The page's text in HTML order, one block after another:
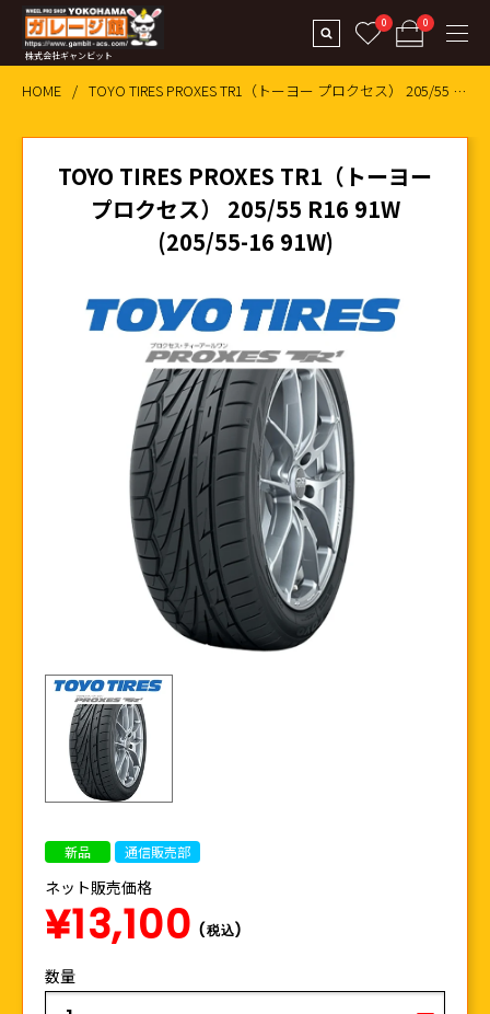
株式会社ギャンビット
0 0
HOME TOYO TIRES PROXES TR1（トーヨー プロクセス） 205/55 R16 91W (205/55-16 91W)
TOYO TIRES PROXES TR1（トーヨー
プロクセス） 205/55 R16 91W
(205/55-16 91W)
新品 通信販売部
ネット販売価格
¥13,100 (税込)
数量